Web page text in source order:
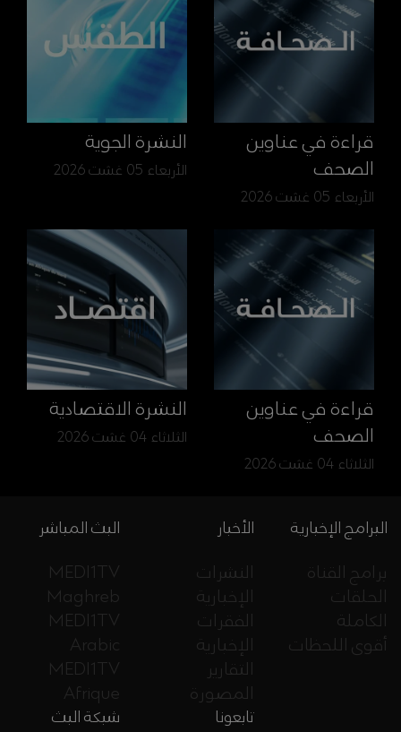
قراءة في عناوين
الصحف
الأربعاء 05 غشت 2026
النشرة الجوية
الأربعاء 05 غشت 2026
قراءة في عناوين
الصحف
الثلاثاء 04 غشت 2026
النشرة الاقتصادية
الثلاثاء 04 غشت 2026
البث المباشر
MEDI1TV
Maghreb
MEDI1TV
Arabic
MEDI1TV
Afrique
الأخبار
النشرات
الإخبارية
الفقرات
الإخبارية
التقارير
المصورة
البرامج الإخبارية
برامج القناة
الحلقات
الكاملة
أقوى اللحظات
شبكة البث تابعونا